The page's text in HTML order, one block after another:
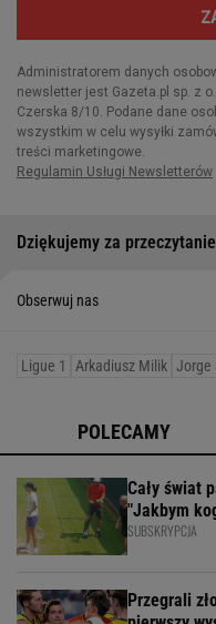
Dziękujemy za przeczytanie
Obserwuj nas
Ligue 1 Arkadiusz Milik Jorge
POLECAMY
Cały świat
"Jakbym
SUBSKRYPCJA
Przegrali